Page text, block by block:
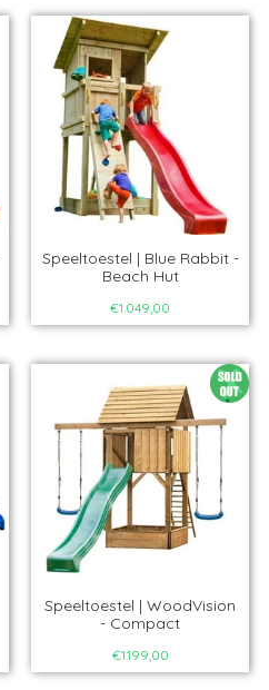
Speeltoestel | Blue Rabbit -
Beach Hut
€1.049,00
Speeltoestel | WoodVision
- Compact
€1.199,00